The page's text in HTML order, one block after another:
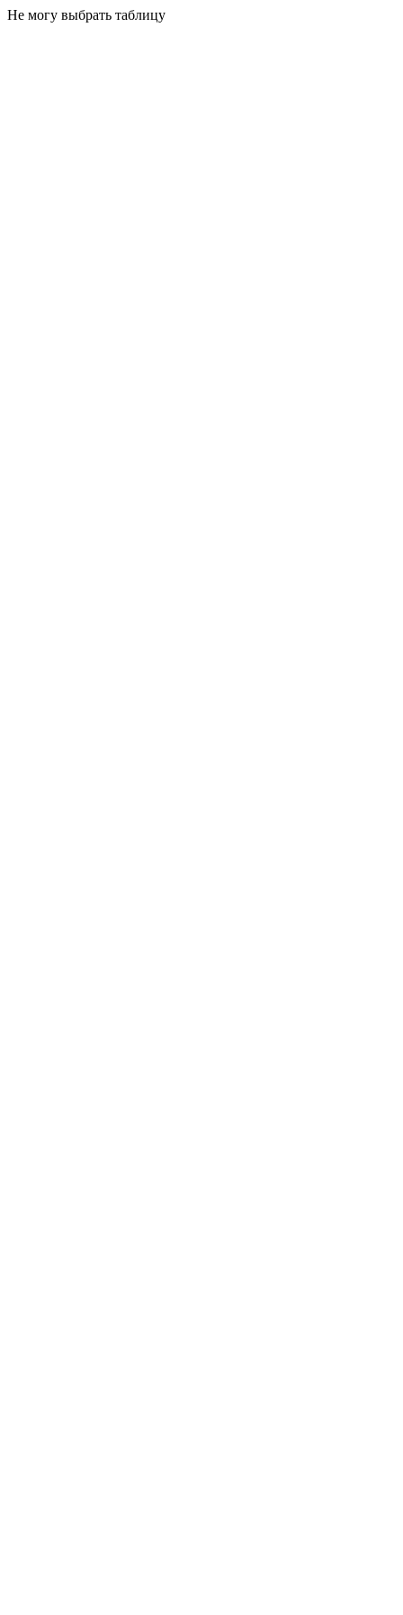
Не могу выбрать таблицу